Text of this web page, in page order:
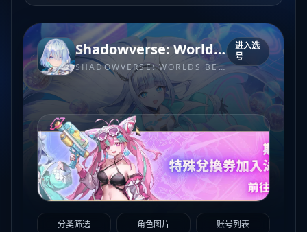
Shadowverse: Worlds Beyond
SHADOWVERSE: WORLDS BEYOND
进入选
号
分类筛选 角色图片 账号列表